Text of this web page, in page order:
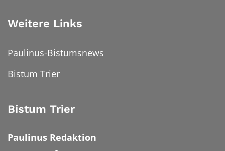
Weitere Links
Paulinus-Bistumsnews
Bistum Trier
Bistum Trier
Paulinus Redaktion